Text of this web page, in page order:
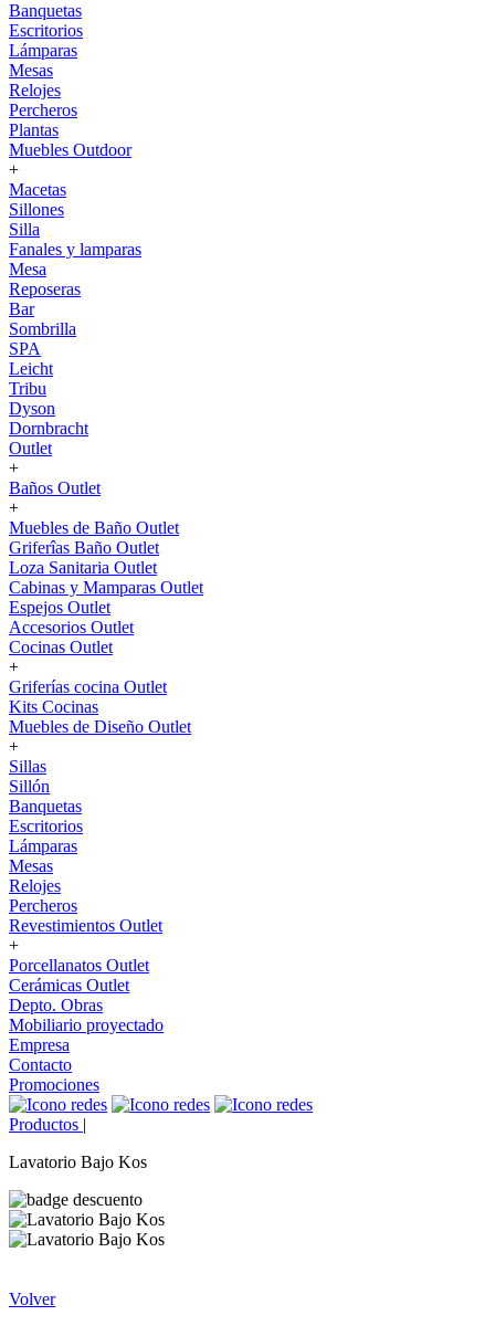
Banquetas
Escritorios
Lámparas
Mesas
Relojes
Percheros
Plantas
Muebles Outdoor
+
Macetas
Sillones
Silla
Fanales y lamparas
Mesa
Reposeras
Bar
Sombrilla
SPA
Leicht
Tribu
Dyson
Dornbracht
Outlet
+
Baños Outlet
+
Muebles de Baño Outlet
Griferîas Baño Outlet
Loza Sanitaria Outlet
Cabinas y Mamparas Outlet
Espejos Outlet
Accesorios Outlet
Cocinas Outlet
+
Griferías cocina Outlet
Kits Cocinas
Muebles de Diseño Outlet
+
Sillas
Sillón
Banquetas
Escritorios
Lámparas
Mesas
Relojes
Percheros
Revestimientos Outlet
+
Porcellanatos Outlet
Cerámicas Outlet
Depto. Obras
Mobiliario proyectado
Empresa
Contacto
Promociones
Productos |
Lavatorio Bajo Kos
Volver